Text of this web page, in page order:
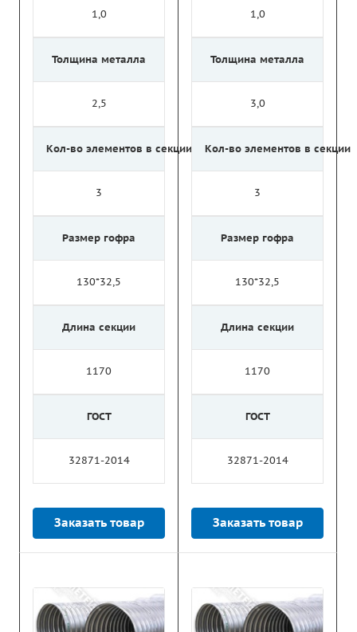
1,0
Толщина металла
2,5
Кол-во элементов в секции
3
Размер гофра
130*32,5
Длина секции
1170
ГОСТ
32871-2014
Заказать товар
1,0
Толщина металла
3,0
Кол-во элементов в секции
3
Размер гофра
130*32,5
Длина секции
1170
ГОСТ
32871-2014
Заказать товар